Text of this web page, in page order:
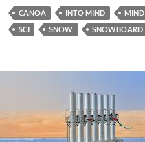
CANOA INTO MIND MIND
SCI
SNOW SNOWBOARD